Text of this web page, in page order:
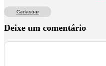
Cadastrar
Deixe um comentário